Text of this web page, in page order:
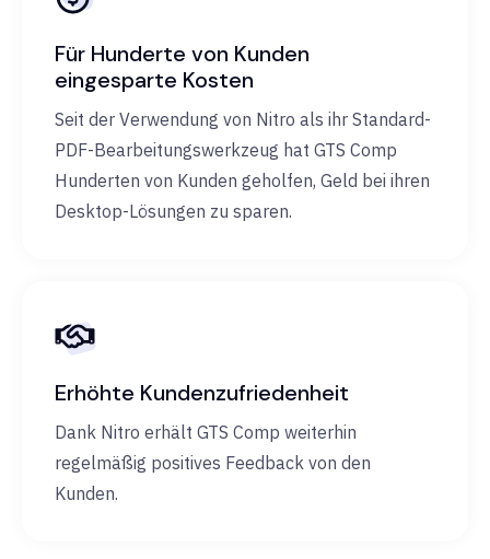
Für Hunderte von Kunden
eingesparte Kosten
Seit der Verwendung von Nitro als ihr Standard-
PDF-Bearbeitungswerkzeug hat GTS Comp
Hunderten von Kunden geholfen, Geld bei ihren
Desktop-Lösungen zu sparen.
Erhöhte Kundenzufriedenheit
Dank Nitro erhält GTS Comp weiterhin
regelmäßig positives Feedback von den
Kunden.